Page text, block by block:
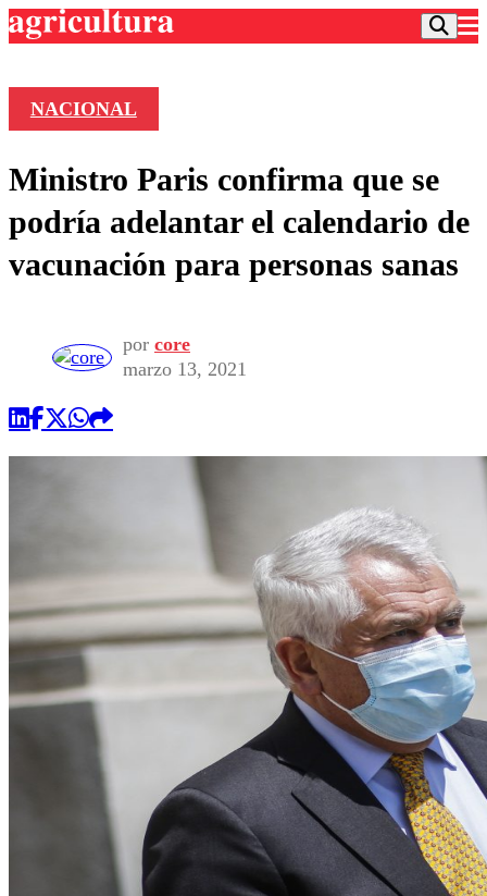
Frecuencias
Agricultura TV
Deportes
Colo Colo
Seleccion Chilena
Universidad de Chile
Entretención
Economía
Sustentabilidad
Publicaciones en medios
Opinión
NACIONAL
Ministro Paris confirma que se
podría adelantar el calendario de
vacunación para personas sanas
por core
marzo 13, 2021